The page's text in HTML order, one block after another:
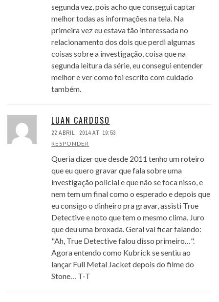
segunda vez, pois acho que consegui captar
melhor todas as informações na tela. Na
primeira vez eu estava tão interessada no
relacionamento dos dois que perdi algumas
coisas sobre a investigação, coisa que na
segunda leitura da série, eu consegui entender
melhor e ver como foi escrito com cuidado
também.
LUAN CARDOSO
22 ABRIL, 2014 AT 19:53
RESPONDER
Queria dizer que desde 2011 tenho um roteiro
que eu quero gravar que fala sobre uma
investigação policial e que não se foca nisso, e
nem tem um final como o esperado e depois que
eu consigo o dinheiro pra gravar, assisti True
Detective e noto que tem o mesmo clima. Juro
que deu uma broxada. Geral vai ficar falando:
"Ah, True Detective falou disso primeiro…".
Agora entendo como Kubrick se sentiu ao
lançar Full Metal Jacket depois do filme do
Stone… T-T